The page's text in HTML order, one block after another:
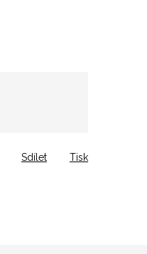
Tisk
Sdílet